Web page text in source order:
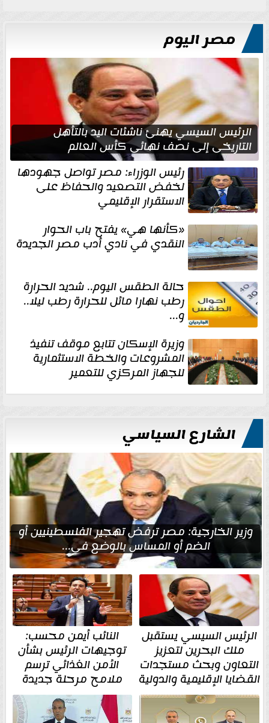
مصر اليوم
الرئيس السيسي يهنئ ناشئات اليد بالتأهل
التاريخي إلى نصف نهائي كأس العالم
رئيس الوزراء: مصر تواصل جهودها
لخفض التصعيد والحفاظ على
الاستقرار الإقليمي
«كأنها هي» يفتح باب الحوار
النقدي في نادي أدب مصر الجديدة
حالة الطقس اليوم.. شديد الحرارة
رطب نهارا مائل للحرارة رطب ليلا..
و...
وزيرة الإسكان تتابع موقف تنفيذ
المشروعات والخطة الاستثمارية
للجهاز المركزي للتعمير
الشارع السياسي
وزير الخارجية: مصر ترفض تهجير الفلسطينيين أو
الضم أو المساس بالوضع في...
الرئيس السيسي يستقبل
ملك البحرين لتعزيز
التعاون وبحث مستجدات
القضايا الإقليمية والدولية
النائب أيمن محسب:
توجيهات الرئيس بشأن
الأمن الغذائي ترسم
ملامح مرحلة جديدة